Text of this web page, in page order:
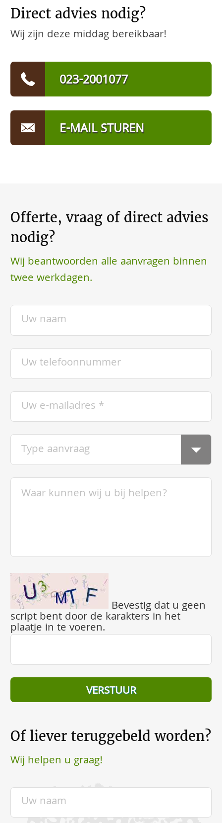
Direct advies nodig?
Wij zijn deze middag bereikbaar!
023-2001077
E-MAIL STUREN
Offerte, vraag of direct advies
nodig?
Wij beantwoorden alle aanvragen binnen
twee werkdagen.
Bevestig dat u geen
script bent door de karakters in het
plaatje in te voeren.
Of liever teruggebeld worden?
Wij helpen u graag!